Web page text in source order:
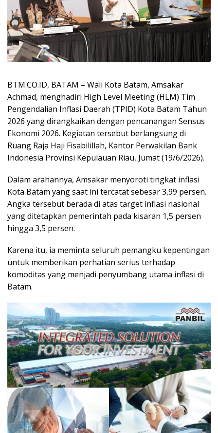
BTM.CO.ID, BATAM – Wali Kota Batam, Amsakar
Achmad, menghadiri High Level Meeting (HLM) Tim
Pengendalian Inflasi Daerah (TPID) Kota Batam Tahun
2026 yang dirangkaikan dengan pencanangan Sensus
Ekonomi 2026. Kegiatan tersebut berlangsung di
Ruang Raja Haji Fisabilillah, Kantor Perwakilan Bank
Indonesia Provinsi Kepulauan Riau, Jumat (19/6/2026).
Dalam arahannya, Amsakar menyoroti tingkat inflasi
Kota Batam yang saat ini tercatat sebesar 3,99 persen.
Angka tersebut berada di atas target inflasi nasional
yang ditetapkan pemerintah pada kisaran 1,5 persen
hingga 3,5 persen.
Karena itu, ia meminta seluruh pemangku kepentingan
untuk memberikan perhatian serius terhadap
komoditas yang menjadi penyumbang utama inflasi di
Batam.